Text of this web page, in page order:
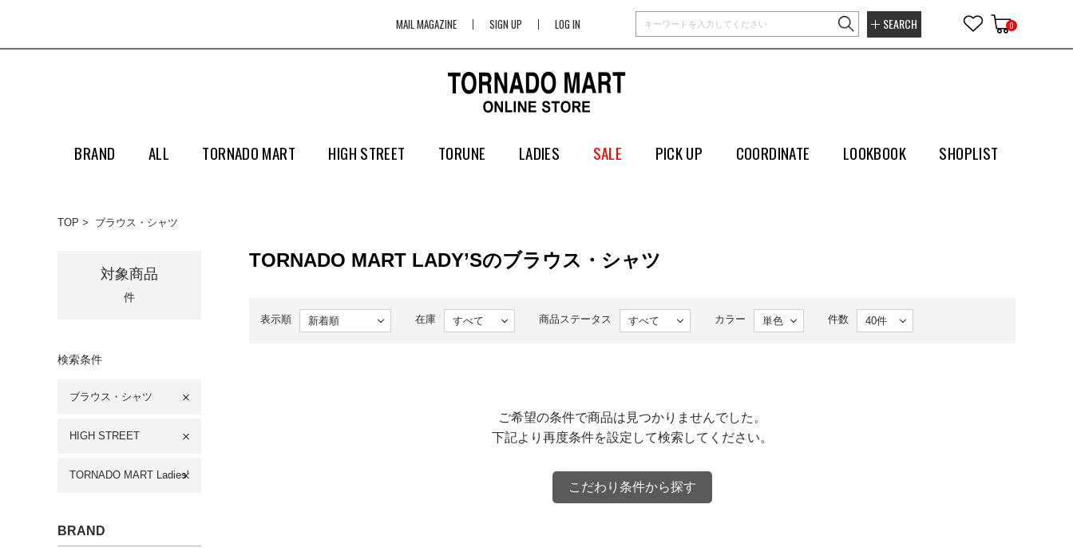
MAIL MAGAZINE SIGN UP LOG IN SEARCH 0
BRAND ALL TORNADO MART HIGH STREET TORUNE LADIES SALE PICK UP COORDINATE LOOKBOOK SHOPLIST
TOP ブラウス・シャツ
対象商品
件
検索条件
ブラウス・シャツ
HIGH STREET
TORNADO MART Ladies'
BRAND
TORNADO MART LADY’Sのブラウス・シャツ
表示順 在庫 商品ステータス カラー 件数
ご希望の条件で商品は見つかりませんでした。
下記より再度条件を設定して検索してください。
こだわり条件から探す